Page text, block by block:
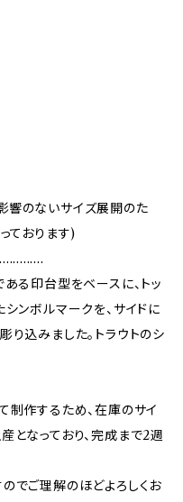
響のないサイズ展開のた
ております)
る印台型をベースに、トッ
ンボルマークを、サイドに
込みました。トラウトのシ
作するため、在庫のサイ
となっており、完成まで2週
でご理解のほどよろしくお